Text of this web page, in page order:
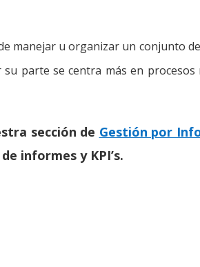
manejar u organizar un conjunto
parte se centra más en
sección de Gestión por
informes y KPI’s.